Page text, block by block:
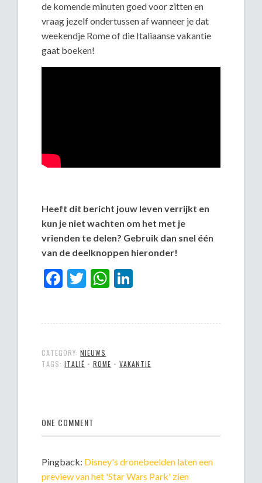
de komende minuten goed voor zitten en
vraag jezelf ondertussen af wanneer je dat
weekendje Rome of die Italiaanse vakantie
gaat boeken!
Heeft dit bericht jouw leven verrijkt en
kun je niet wachten om het met je
vrienden te delen? Gebruik dan snel één
van de deelknoppen hieronder!
Facebook
TwitterWhatsApp
CATEGORY:NIEUWS
TAGS:ITALIË •ROME •VAKANTIE
ONE COMMENT
Pingback: Disney's dronebeelden laten een
preview van het 'Star Wars Park' zien